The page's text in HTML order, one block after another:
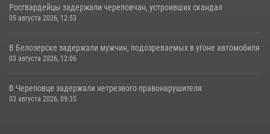
Росгвардейцы задержали череповчан, устроивших скандал
05 августа 2026, 12:53
В Белозерске задержали мужчин, подозреваемых в угоне автомобиля
03 августа 2026, 12:06
В Череповце задержали нетрезвого правонарушителя
03 августа 2026, 09:35